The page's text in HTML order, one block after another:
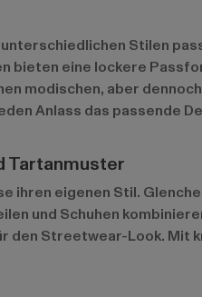
Stilen
bieten eine lockere
modischen, aber
Anlass das passende
Tartanmuster
ihren eigenen Stil.
und Schuhen
Streetwear-Look.